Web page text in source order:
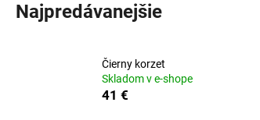
Najpredávanejšie
Čierny korzet
Skladom v e-shope
41 €